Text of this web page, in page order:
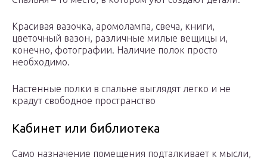
Красивая вазочка, аромолампа, свеча, книги,
цветочный вазон, различные милые вещицы и,
конечно, фотографии. Наличие полок просто
необходимо.
Настенные полки в спальне выглядят легко и не
крадут свободное пространство
Кабинет или библиотека
Само назначение помещения подталкивает к мысли,